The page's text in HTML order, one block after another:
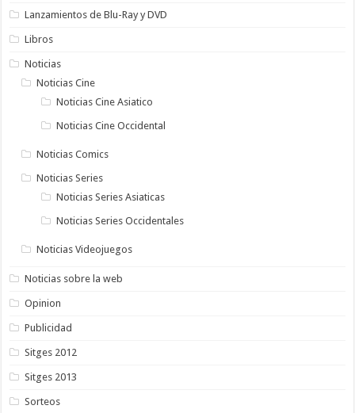
Lanzamientos de Blu-Ray y DVD
Libros
Noticias
Noticias Cine
Noticias Cine Asiatico
Noticias Cine Occidental
Noticias Comics
Noticias Series
Noticias Series Asiaticas
Noticias Series Occidentales
Noticias Videojuegos
Noticias sobre la web
Opinion
Publicidad
Sitges 2012
Sitges 2013
Sorteos